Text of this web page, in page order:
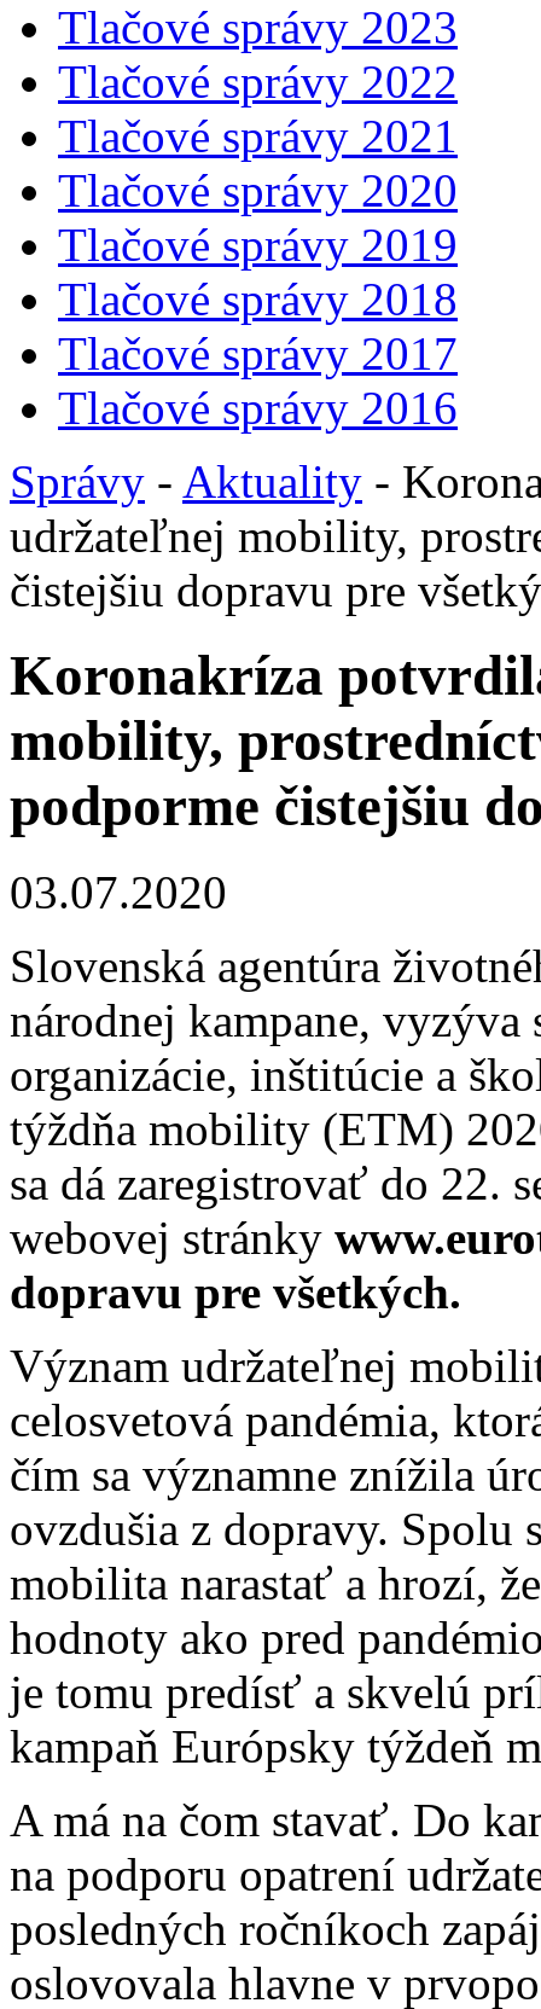
Tlačové správy 2023
Tlačové správy 2022
Tlačové správy 2021
Tlačové správy 2020
Tlačové správy 2019
Tlačové správy 2018
Tlačové správy 2017
Tlačové správy 2016
Správy - Aktuality -
udržateľnej mobility,
čistejšiu dopravu pre
Koronakríza
mobility,
podporme čistejšiu
03.07.2020
Slovenská agentúra
národnej kampane, vyzýva
organizácie, inštitúcie a
týždňa mobility (ETM)
sa dá zaregistrovať do 22.
webovej stránky
dopravu pre všetkých.
Význam udržateľnej
celosvetová pandémia,
čím sa významne znížila
ovzdušia z dopravy. Spolu
mobilita narastať a hrozí,
hodnoty ako pred
je tomu predísť a skvelú
kampaň Európsky týždeň
A má na čom stavať. Do
na podporu opatrení
posledných ročníkoch
oslovovala hlavne v